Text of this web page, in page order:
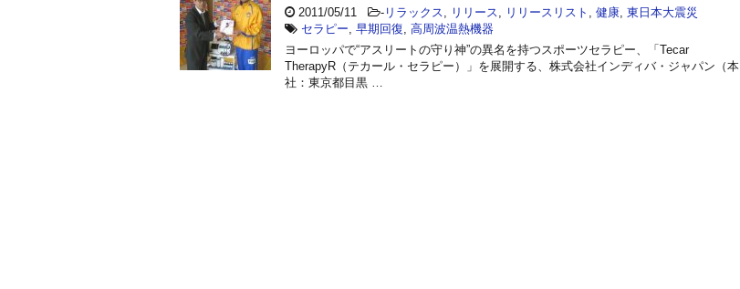
2011/05/11 - リラックス リリース リリースリスト 健康 東日本大震災
セラピー 早期回復 高周波温熱機器
ヨーロッパで“アスリートの守り神”の異名を持つスポーツセラピー、「Tecar
TherapyR（テカール・セラピー）」を展開する、株式会社インディバ・ジャパン（本
社：東京都目黒 …